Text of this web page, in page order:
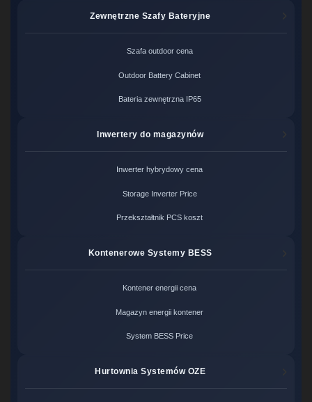
Zewnętrzne Szafy Bateryjne
Szafa outdoor cena
Outdoor Battery Cabinet
Bateria zewnętrzna IP65
Inwertery do magazynów
Inwerter hybrydowy cena
Storage Inverter Price
Przekształtnik PCS koszt
Kontenerowe Systemy BESS
Kontener energii cena
Magazyn energii kontener
System BESS Price
Hurtownia Systemów OZE